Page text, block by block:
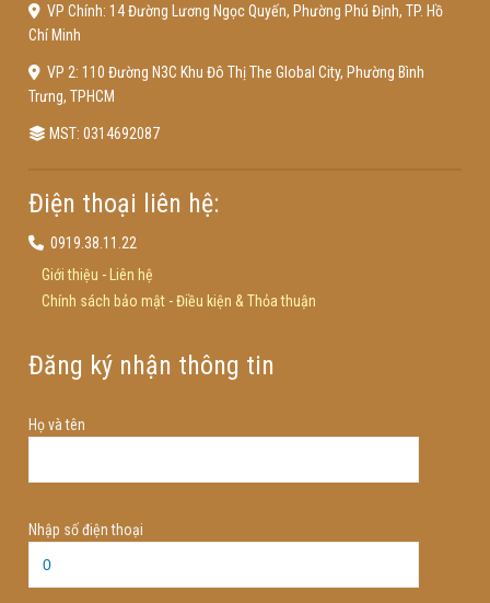
VP Chính: 14 Đường Lương Ngọc Quyến, Phường Phú Định, TP. Hồ
Chí Minh
VP 2: 110 Đường N3C Khu Đô Thị The Global City, Phường Bình
Trưng, TPHCM
MST: 0314692087
Điện thoại liên hệ:
0919.38.11.22
Giới thiệu -
Liên hệ
Chính sách bảo mật-Điều kiện & Thỏa thuận
Đăng ký nhận thông tin
Họ và tên
Nhập số điện thoại